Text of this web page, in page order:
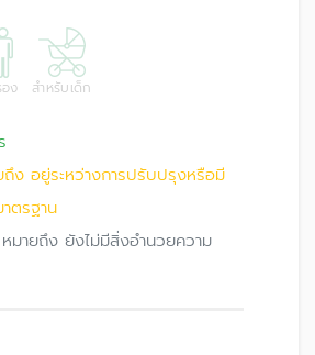
ง สำหรับเด็ก
ง อยู่ระหว่างการปรับปรุงหรือมี
ตรฐาน
มายถึง ยังไม่มีสิ่งอำนวยความ